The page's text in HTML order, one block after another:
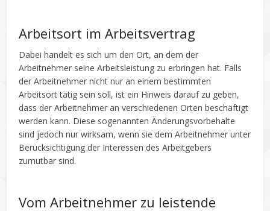
Arbeitsort im Arbeitsvertrag
Dabei handelt es sich um den Ort, an dem der
Arbeitnehmer seine Arbeitsleistung zu erbringen hat. Falls
der Arbeitnehmer nicht nur an einem bestimmten
Arbeitsort tätig sein soll, ist ein Hinweis darauf zu geben,
dass der Arbeitnehmer an verschiedenen Orten beschäftigt
werden kann. Diese sogenannten Änderungsvorbehalte
sind jedoch nur wirksam, wenn sie dem Arbeitnehmer unter
Berücksichtigung der Interessen des Arbeitgebers
zumutbar sind.
Vom Arbeitnehmer zu leistende